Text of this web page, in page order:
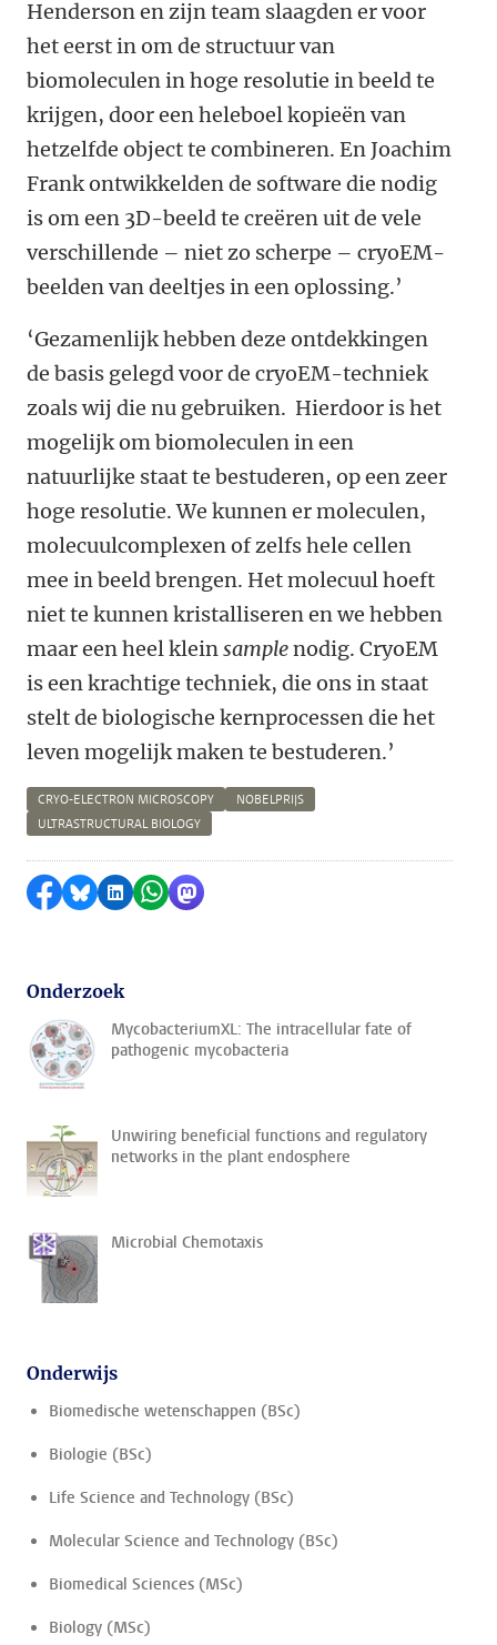
Henderson en zijn team slaagden er voor
het eerst in om de structuur van
biomoleculen in hoge resolutie in beeld te
krijgen, door een heleboel kopieën van
hetzelfde object te combineren. En Joachim
Frank ontwikkelden de software die nodig
is om een 3D-beeld te creëren uit de vele
verschillende – niet zo scherpe – cryoEM-
beelden van deeltjes in een oplossing.’
‘Gezamenlijk hebben deze ontdekkingen
de basis gelegd voor de cryoEM-techniek
zoals wij die nu gebruiken. Hierdoor is het
mogelijk om biomoleculen in een
natuurlijke staat te bestuderen, op een zeer
hoge resolutie. We kunnen er moleculen,
molecuulcomplexen of zelfs hele cellen
mee in beeld brengen. Het molecuul hoeft
niet te kunnen kristalliseren en we hebben
maar een heel kleinsamplenodig. CryoEM
is een krachtige techniek, die ons in staat
stelt de biologische kernprocessen die het
leven mogelijk maken te bestuderen.’
CRYO-ELECTRON MICROSCOPY
NOBELPRIJS
ULTRASTRUCTURAL BIOLOGY
Delen op Facebook
Delen via Bluesky
Delen op LinkedIn
Delen via WhatsApp
Delen via Mastodon
Onderzoek
MycobacteriumXL: The intracellular fate of
pathogenic mycobacteria
Unwiring beneficial functions and regulatory
networks in the plant endosphere
Microbial Chemotaxis
Onderwijs
Biomedische wetenschappen (BSc)
Biologie (BSc)
Life Science and Technology (BSc)
Molecular Science and Technology (BSc)
Biomedical Sciences (MSc)
Biology (MSc)